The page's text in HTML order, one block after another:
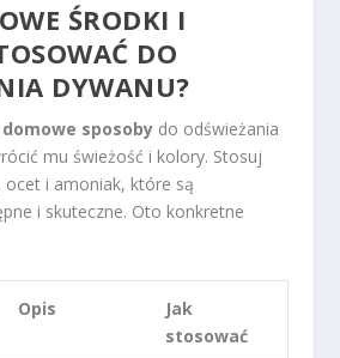
ŚRODKI I
DO
DYWANU?
domowe sposoby do odświeżania
mu świeżość i kolory. Stosuj
ocet i amoniak, które są
i skuteczne. Oto konkretne
Opis
Jak
stosować